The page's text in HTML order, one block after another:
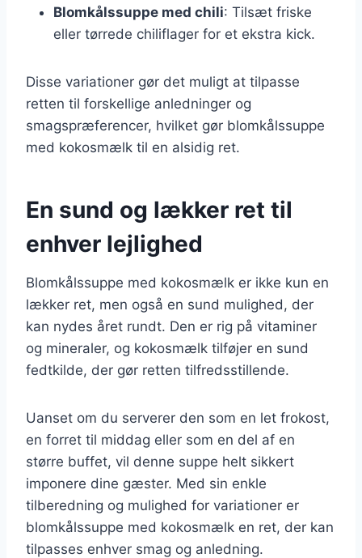
Blomkålssuppe med chili: Tilsæt friske
eller tørrede chiliflager for et ekstra kick.
Disse variationer gør det muligt at tilpasse
retten til forskellige anledninger og
smagspræferencer, hvilket gør blomkålssuppe
med kokosmælk til en alsidig ret.
En sund og lækker ret til
enhver lejlighed
Blomkålssuppe med kokosmælk er ikke kun en
lækker ret, men også en sund mulighed, der
kan nydes året rundt. Den er rig på vitaminer
og mineraler, og kokosmælk tilføjer en sund
fedtkilde, der gør retten tilfredsstillende.
Uanset om du serverer den som en let frokost,
en forret til middag eller som en del af en
større buffet, vil denne suppe helt sikkert
imponere dine gæster. Med sin enkle
tilberedning og mulighed for variationer er
blomkålssuppe med kokosmælk en ret, der kan
tilpasses enhver smag og anledning.